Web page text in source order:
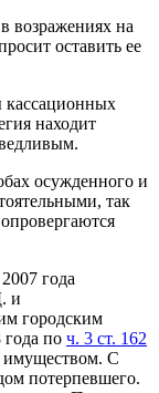
возражениях на
оставить ее
кассационных
находит
осужденного и
так
года
и
городским
по ч. 3 ст. 162
имуществом. С
потерпевшего.